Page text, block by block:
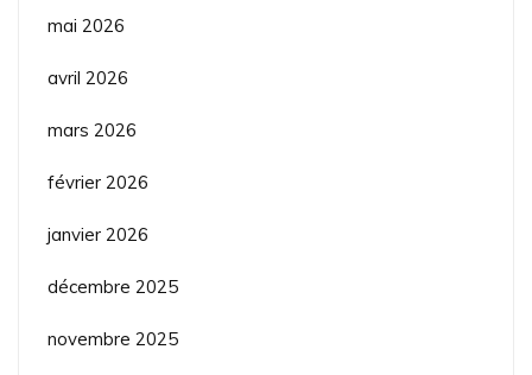
mai 2026
avril 2026
mars 2026
février 2026
janvier 2026
décembre 2025
novembre 2025